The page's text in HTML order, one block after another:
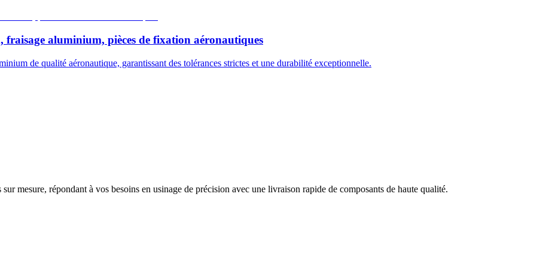
fraisage aluminium, pièces de fixation aéronautiques
de qualité aéronautique, garantissant des tolérances strictes et une durabilité exceptionnelle.
mesure, répondant à vos besoins en usinage de précision avec une livraison rapide de composants de haute qualité.